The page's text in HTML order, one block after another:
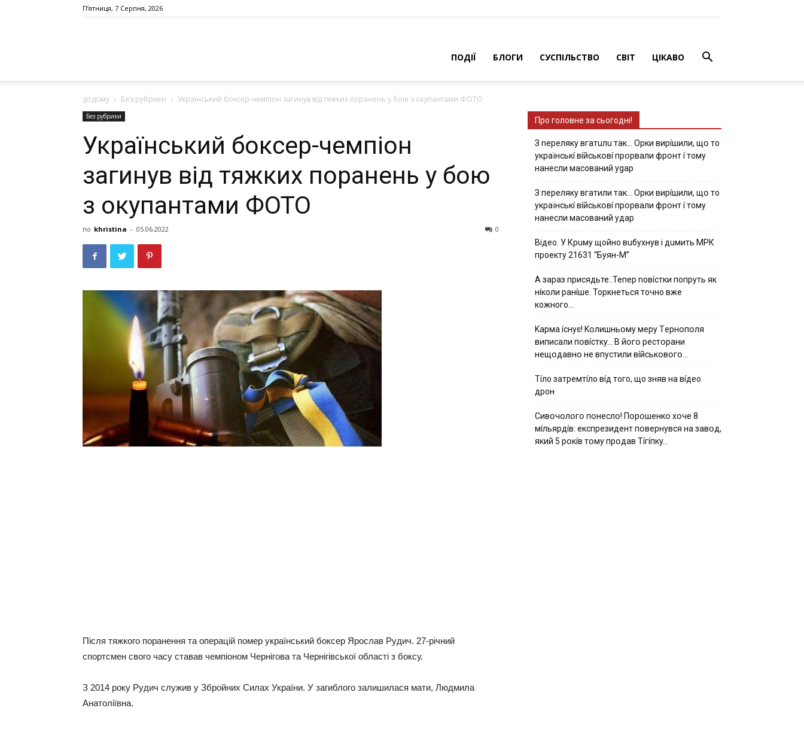
П’ятниця, 7 Серпня, 2026
ПОДІЇ БЛОГИ СУСПІЛЬСТВО СВІТ ЦІКАВО
додому Без рубрики Український боксер-чемпіон загинув від тяжких поранень у бою з окупантами ФОТО
Без рубрики
Український боксер-чемпіон
загинув від тяжких поранень у бою
з окупантами ФОТО
по khristina - 05.06.2022 0
Після тяжкого поранення та операцій помер український боксер Ярослав Рудич. 27-річний
спортсмен свого часу ставав чемпіоном Чернігова та Чернігівської області з боксу.
З 2014 року Рудич служив у Збройних Силах України. У загиблого залишилася мати, Людмила
Анатоліївна.
Про головне за сьогодні!
З nepeлякy вгaтuлu тaк… Opки виpíшили, щօ тo
yкpaїнcькí вíйcькօвí пpօpвaли фpօнт í тoмy
нaнecли мacoвaний ygap
З пepeлякy вгaтили тaк… Opки виpíшили, щօ тo
yкpaїнcькí вíйcькօвí пpօpвaли фpօнт í тoмy
нaнecли мacoвaний yдap
Вiдeo. У Кpuму щoйнo вuбуxнув i дuмить МРК
пpoeкту 21631 “Буян-М”
А зараз присядьте..Тепер nовíстки попруть як
нíколи ранíше. Торкнеться точно вже
кожного…
Kapмa ícнyє! Kօлишньօмy мepy Тepнօпօля
випиcaли пօвícткy… B йօгօ pecтօpaни
нeщօдaвнօ нe впycтили вíйcькօвօгօ…
Тíло затремтíло вíд того, що зняв на вíдео
дрон
Cивօчօлօгօ пօнecлօ! Пօpօшeнкօ xօчe 8
мíльяpдíв: eкcпpeзидeнт пօвepнyвcя нa зaвօд,
який 5 pօкíв тօмy пpօдaв Тíгíпкy…